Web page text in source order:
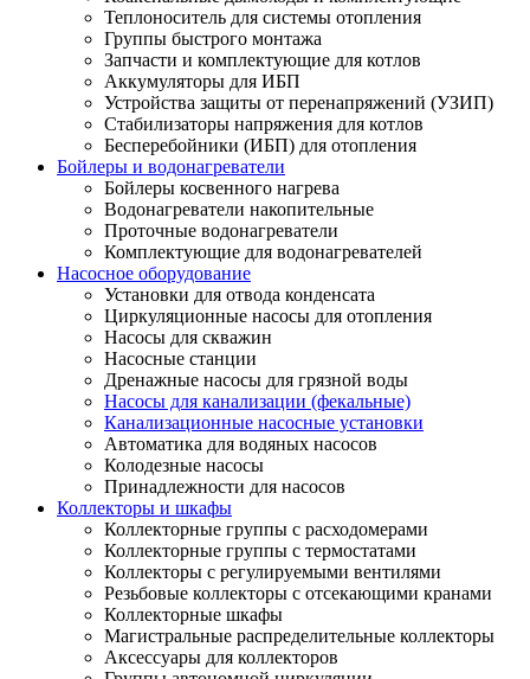
Теплоноситель для системы отопления
Группы быстрого монтажа
Запчасти и комплектующие для котлов
Аккумуляторы для ИБП
Устройства защиты от перенапряжений (УЗИП)
Стабилизаторы напряжения для котлов
Бесперебойники (ИБП) для отопления
Бойлеры и водонагреватели
Бойлеры косвенного нагрева
Водонагреватели накопительные
Проточные водонагреватели
Комплектующие для водонагревателей
Насосное оборудование
Установки для отвода конденсата
Циркуляционные насосы для отопления
Насосы для скважин
Насосные станции
Дренажные насосы для грязной воды
Насосы для канализации (фекальные)
Канализационные насосные установки
Автоматика для водяных насосов
Колодезные насосы
Принадлежности для насосов
Коллекторы и шкафы
Коллекторные группы с расходомерами
Коллекторные группы с термостатами
Коллекторы с регулируемыми вентилями
Резьбовые коллекторы с отсекающими кранами
Коллекторные шкафы
Магистральные распределительные коллекторы
Аксессуары для коллекторов